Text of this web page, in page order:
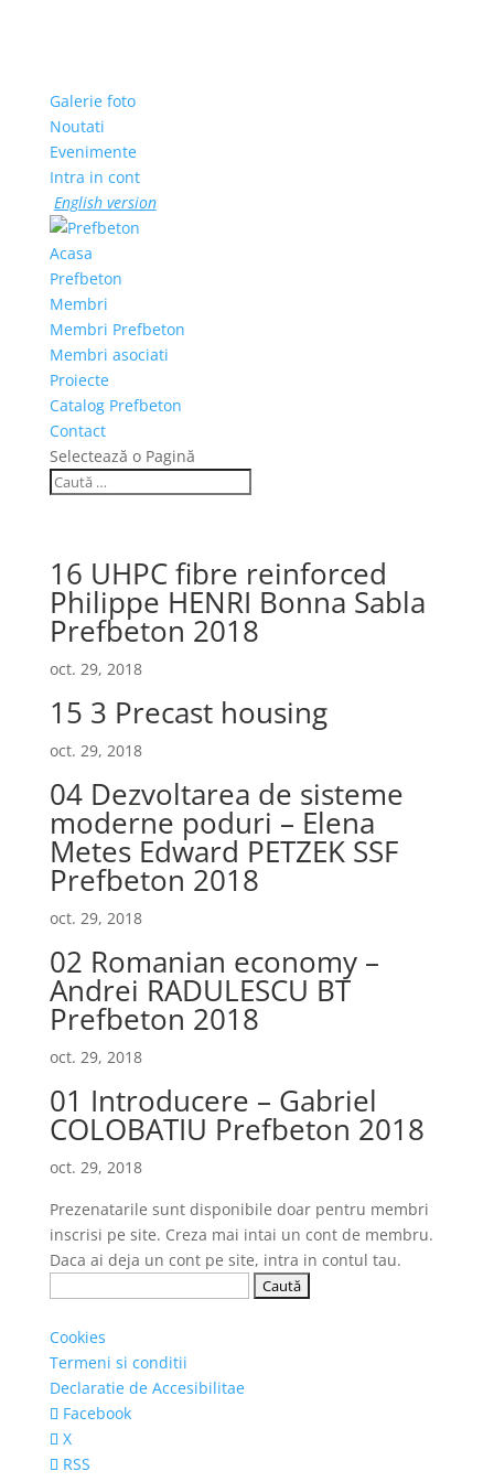
Galerie foto
Noutati
Evenimente
Intra in cont
English version
Acasa
Prefbeton
Membri
Membri Prefbeton
Membri asociati
Proiecte
Catalog Prefbeton
Contact
Selectează o Pagină
16 UHPC fibre reinforced
Philippe HENRI Bonna Sabla
Prefbeton 2018
oct. 29, 2018
15 3 Precast housing
oct. 29, 2018
04 Dezvoltarea de sisteme
moderne poduri – Elena
Metes Edward PETZEK SSF
Prefbeton 2018
oct. 29, 2018
02 Romanian economy –
Andrei RADULESCU BT
Prefbeton 2018
oct. 29, 2018
01 Introducere – Gabriel
COLOBATIU Prefbeton 2018
oct. 29, 2018
Prezenatarile sunt disponibile doar pentru membri
inscrisi pe site. Creza mai intai un cont de membru.
Daca ai deja un cont pe site, intra in contul tau.
Cookies
Termeni si conditii
Declaratie de Accesibilitae
Facebook
X
RSS